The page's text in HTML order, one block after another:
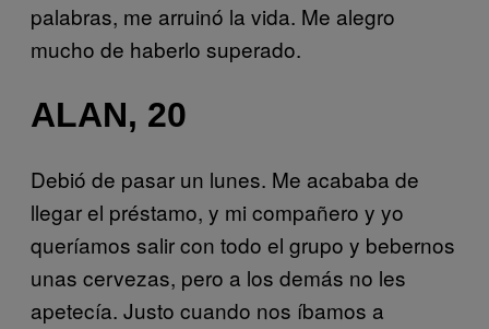
palabras, me arruinó la vida. Me alegro
mucho de haberlo superado.
ALAN, 20
Debió de pasar un lunes. Me acababa de
llegar el préstamo, y mi compañero y yo
queríamos salir con todo el grupo y bebernos
unas cervezas, pero a los demás no les
apetecía. Justo cuando nos íbamos a